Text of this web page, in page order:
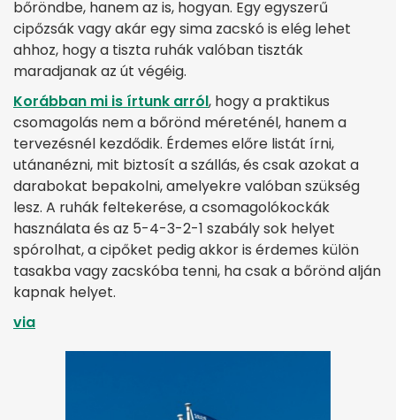
bőröndbe, hanem az is, hogyan. Egy egyszerű
cipőzsák vagy akár egy sima zacskó is elég lehet
ahhoz, hogy a tiszta ruhák valóban tiszták
maradjanak az út végéig.
Korábban mi is írtunk arról, hogy a praktikus
csomagolás nem a bőrönd méreténél, hanem a
tervezésnél kezdődik. Érdemes előre listát írni,
utánanézni, mit biztosít a szállás, és csak azokat a
darabokat bepakolni, amelyekre valóban szükség
lesz. A ruhák feltekerése, a csomagolókockák
használata és az 5-4-3-2-1 szabály sok helyet
spórolhat, a cipőket pedig akkor is érdemes külön
tasakba vagy zacskóba tenni, ha csak a bőrönd alján
kapnak helyet.
via